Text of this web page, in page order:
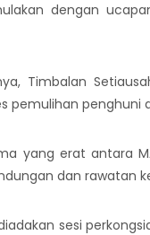
dengan
Timbalan
pemulihan penghuni
yang erat antara
dan rawatan
sesi